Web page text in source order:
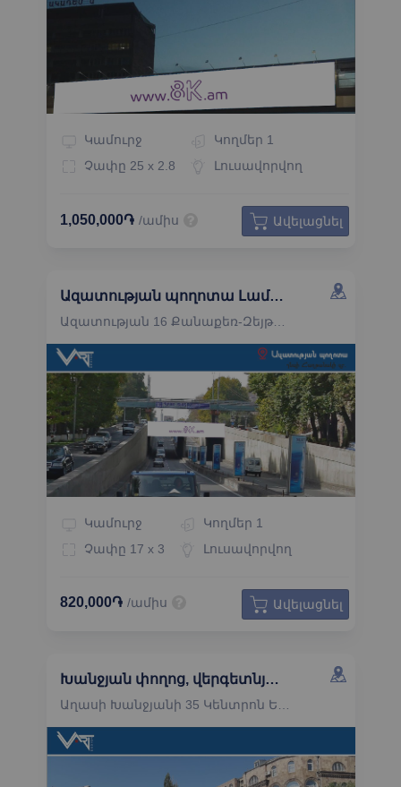
Կամուրջ
Չափը 25 x 2.8
Կողմեր 1
Լուսավորվող
Ավելացնել
1,050,000֏ /ամիս
Ազատության պողոտա Լամբադա կամուրջ
Ազատության 16 Քանաքեռ-Զեյթուն Երևան
Կամուրջ
Չափը 17 x 3
Կողմեր 1
Լուսավորվող
Ավելացնել
820,000֏ /ամիս
Խանջյան փողոց, վերգետնյա անցման ճակատ, դեպի Վերնիսաժ գնացող կողմ